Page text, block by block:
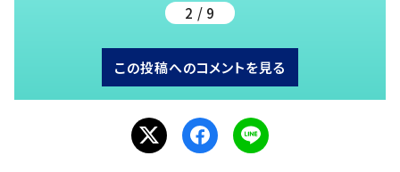
2 / 9
この投稿へのコメントを見る